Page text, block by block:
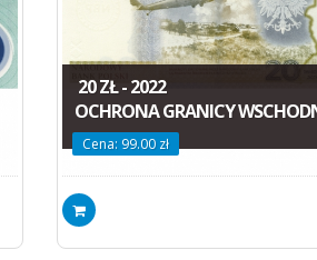
20 ZŁ - 2022
OCHRONA GRANICY
Cena: 99.00 zł